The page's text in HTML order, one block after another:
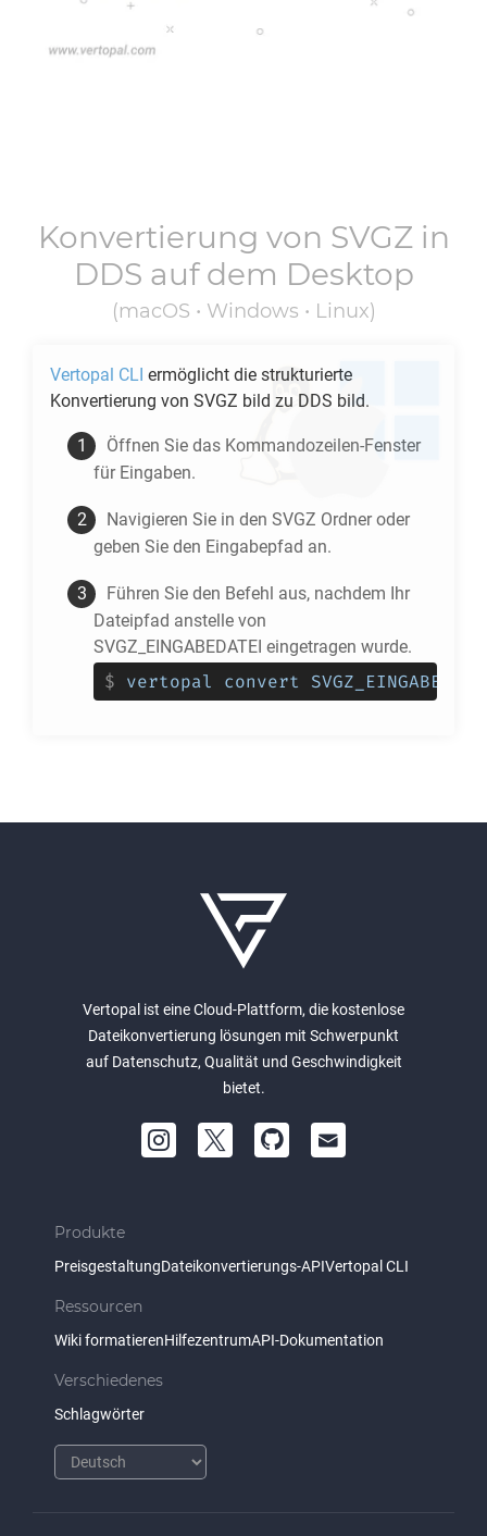
Konvertierung von SVGZin
DDS auf dem Desktop
(macOS • Windows • Linux)
Vertopal CLI ermöglicht die strukturierte
Konvertierung von SVGZ bild zu DDS bild.
Öffnen Sie das Kommandozeilen-Fenster
für Eingaben.
Navigieren Sie in den SVGZ Ordner oder
geben Sie den Eingabepfad an.
Führen Sie den Befehl aus, nachdem Ihr
Dateipfad anstelle von
SVGZ_EINGABEDATEI eingetragen wurde.
$ vertopal convert
Vertopal ist eine Cloud-Plattform, die kostenlose
Dateikonvertierung lösungen mit Schwerpunkt
auf Datenschutz, Qualität und Geschwindigkeit
bietet.
Produkte
PreisgestaltungDateikonvertierungs-APIVertopal CLI
Ressourcen
Wiki formatierenHilfezentrumAPI-Dokumentation
Verschiedenes
Schlagwörter